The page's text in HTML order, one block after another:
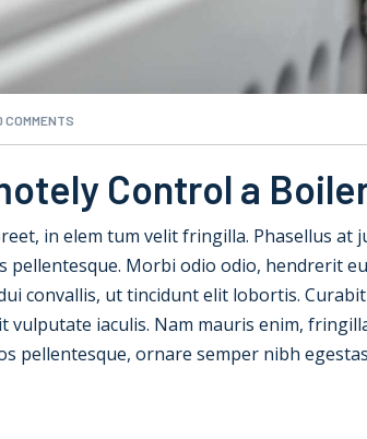
COMMENTS
Control a
in elem tum velit fringilla. Phasellus at
pellentesque. Morbi odio odio, hendrerit
convallis, ut tincidunt elit lobortis.
vulputate iaculis. Nam mauris enim,
pellentesque, ornare semper nibh